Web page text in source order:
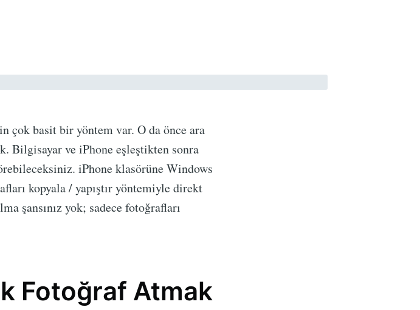
çok basit bir yöntem var. O da önce ara
Bilgisayar ve iPhone eşleştikten sonra
iPhone klasörüne Windows
kopyala / yapıştır yöntemiyle direkt
şansınız yok; sadece fotoğrafları
Fotoğraf Atmak